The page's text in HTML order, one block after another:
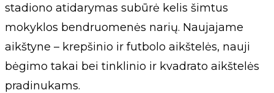
stadiono atidarymas subūrė kelis šimtus
mokyklos bendruomenės narių. Naujajame
aikštyne – krepšinio ir futbolo aikštelės, nauji
bėgimo takai bei tinklinio ir kvadrato aikštelės
pradinukams.